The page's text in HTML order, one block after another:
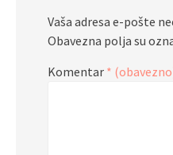
Vaša adresa e-pošte
Obavezna polja su
Komentar *